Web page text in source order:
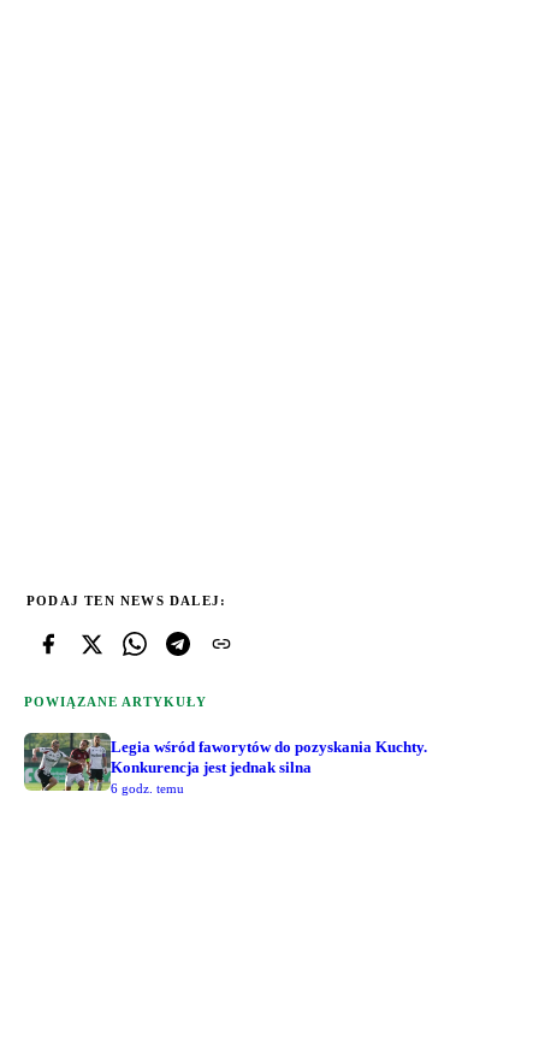
PODAJ TEN NEWS DALEJ:
POWIĄZANE ARTYKUŁY
Legia wśród faworytów do pozyskania Kuchty.
Konkurencja jest jednak silna
6 godz. temu